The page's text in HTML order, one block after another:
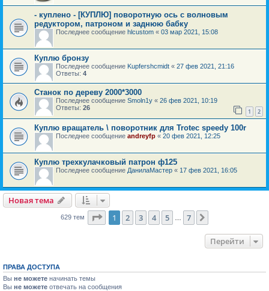
- куплено - [КУПЛЮ] поворотную ось с волновым
редуктором, патроном и заднюю бабку
Последнее сообщение hlcustom « 03 мар 2021, 15:08
Куплю бронзу
Последнее сообщение Kupfershcmidt « 27 фев 2021, 21:16
Ответы: 4
Станок по дереву 2000*3000
Последнее сообщение Smoln1y « 26 фев 2021, 10:19
Ответы: 26 1 2
Куплю вращатель \ поворотник для Trotec speedy 100r
Последнее сообщение andreyfp « 20 фев 2021, 12:25
Куплю трехкулачковый патрон ф125
Последнее сообщение ДанилаМастер « 17 фев 2021, 16:05
Новая тема
629 тем Страница из
1 2 3 4 5 7
Перейти
ПРАВА ДОСТУПА
Вы не можете начинать темы
Вы не можете отвечать на сообщения